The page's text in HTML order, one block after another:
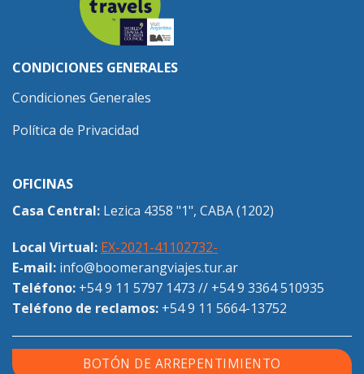
CONDICIONES GENERALES
Condiciones Generales
Política de Privacidad
OFICINAS
Casa Central: Lezica 4358 "1", CABA (1202)
Local Virtual: EX-2021-41102732-
E-mail: info@boomerangviajes.tur.ar
Teléfono: +54 9 11 5797 1473 // +54 9 3364 510935
Teléfono de reclamos: +54 9 11 5664-13752
BOTÓN DE ARREPENTIMIENTO